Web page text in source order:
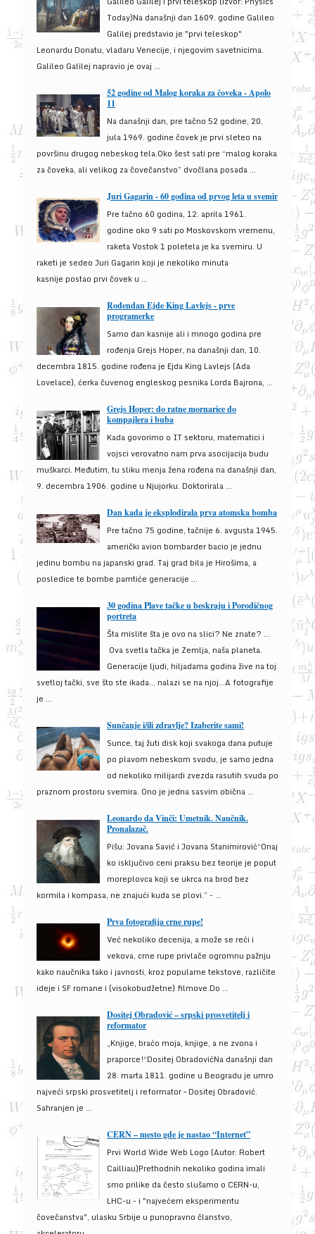
Today)Na današnji dan 1609. godine Galileo
Galilej predstavio je "prvi teleskop"
Leonardu Donatu, vladaru Venecije, i njegovim savetnicima.
Galileo Galilej napravio je ovaj ...
52 godine od Malog koraka za čoveka - Apolo
11
Na današnji dan, pre tačno 52 godine, 20.
jula 1969. godine čovek je prvi sleteo na
površinu drugog nebeskog tela.Oko šest sati pre “malog koraka
za čoveka, ali velikog za čovečanstvo” dvočlana posada ...
Juri Gagarin - 60 godina od prvog leta u svemir
Pre tačno 60 godina, 12. aprila 1961.
godine oko 9 sati po Moskovskom vremenu,
raketa Vostok 1 poletela je ka svemiru. U
raketi je sedeo Juri Gagarin koji je nekoliko minuta
kasnije postao prvi čovek u ...
Rođendan Ejde King Lavlejs - prve
programerke
Samo dan kasnije ali i mnogo godina pre
rođenja Grejs Hoper, na današnji dan, 10.
decembra 1815. godine rođena je Ejda King Lavlejs (Ada
Lovelace), ćerka čuvenog engleskog pesnika Lorda Bajrona, ...
Grejs Hoper: do ratne mornarice do
kompajlera i buba
Kada govorimo o IT sektoru, matematici i
vojsci verovatno nam prva asocijacija budu
muškarci. Međutim, tu sliku menja žena rođena na današnji dan,
9. decembra 1906. godine u Njujorku. Doktorirala ...
Dan kada je eksplodirala prva atomska bomba
Pre tačno 75 godine, tačnije 6. avgusta 1945.
američki avion bombarder bacio je jednu
jedinu bombu na japanski grad. Taj grad bila je Hirošima, a
posledice te bombe pamtiće generacije ...
30 godina Plave tačke u beskraju i Porodičnog
portreta
Šta mislite šta je ovo na slici? Ne znate? …
Ova svetla tačka je Zemlja, naša planeta.
Generacije ljudi, hiljadama godina žive na toj
svetloj tački, sve što ste ikada… nalazi se na njoj…A fotografije
je ...
Sunčanje i/ili zdravlje? Izaberite sami!
Sunce, taj žuti disk koji svakoga dana putuje
po plavom nebeskom svodu, je samo jedna
od nekoliko milijardi zvezda rasutih svuda po
praznom prostoru svemira. Ono je jedna sasvim obična ...
Leonardo da Vinči: Umetnik. Naučnik.
Pronalazač.
Pišu: Jovana Savić i Jovana Stanimirović“Onaj
ko isključivo ceni praksu bez teorije je poput
moreplovca koji se ukrca na brod bez
kormila i kompasa, ne znajući kuda se plovi.” - ...
Prva fotografija crne rupe!
Već nekoliko decenija, a može se reći i
vekova, crne rupe privlače ogromnu pažnju
kako naučnika tako i javnosti, kroz popularne tekstove, različite
ideje i SF romane i (visokobudžetne) filmove.Do ...
Dositej Obradović – srpski prosvetitelj i
reformator
„Knjige, braćo moja, knjige, a ne zvona i
praporce!“Dositej ObradovićNa današnji dan
28. marta 1811. godine u Beogradu je umro
najveći srpski prosvetitelj i reformator – Dositej Obradović.
Sahranjen je ...
CERN – mesto gde je nastao “Internet”
Prvi World Wide Web Logo (Autor: Robert
Cailliau)Prethodnih nekoliko godina imali
smo prilike da često slušamo o CERN-u,
LHC-u - i "najvećem eksperimentu
čovečanstva", ulasku Srbije u punopravno članstvo,